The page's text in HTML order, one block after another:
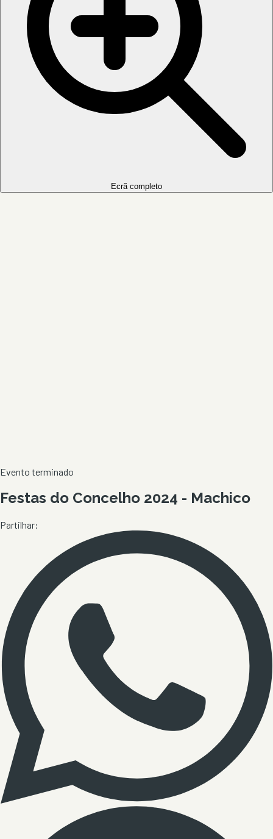
Ecrã completo
Evento terminado
Festas do Concelho 2024 - Machico
Partilhar: